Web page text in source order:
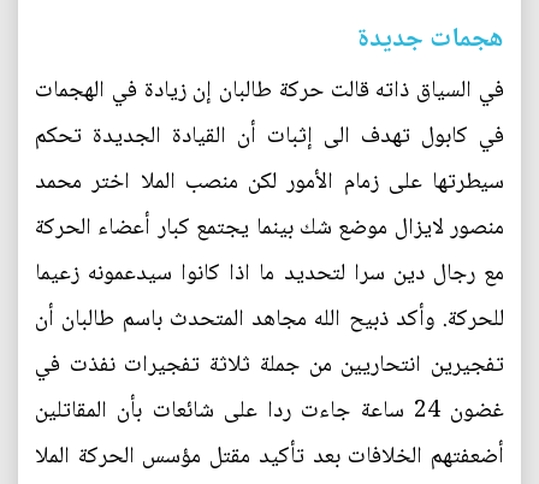
هجمات جديدة
في السياق ذاته قالت حركة طالبان إن زيادة في الهجمات
في كابول تهدف الى إثبات أن القيادة الجديدة تحكم
سيطرتها على زمام الأمور لكن منصب الملا اختر محمد
منصور لايزال موضع شك بينما يجتمع كبار أعضاء الحركة
مع رجال دين سرا لتحديد ما اذا كانوا سيدعمونه زعيما
للحركة. وأكد ذبيح الله مجاهد المتحدث باسم طالبان أن
تفجيرين انتحاريين من جملة ثلاثة تفجيرات نفذت في
غضون 24 ساعة جاءت ردا على شائعات بأن المقاتلين
أضعفتهم الخلافات بعد تأكيد مقتل مؤسس الحركة الملا